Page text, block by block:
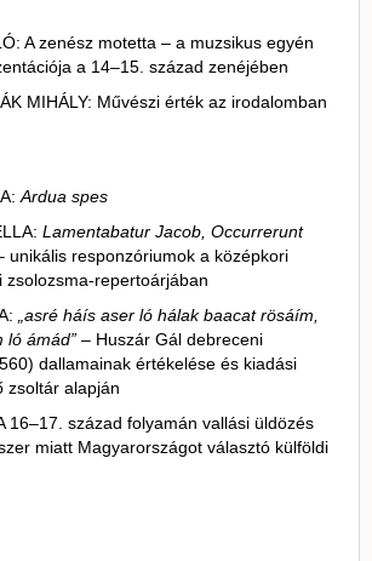
A zenész motetta – a muzsikus egyén
a 14–15. század zenéjében
MIHÁLY: Művészi érték az irodalomban
Ardua spes
Lamentabatur Jacob, Occurrerunt
unikális responzóriumok a középkori
zsolozsma-repertoárjában
„asré háís aser ló hálak baacat rösáím,
ló ámád” – Huszár Gál debreceni
dallamainak értékelése és kiadási
zsoltár alapján
16–17. század folyamán vallási üldözés
miatt Magyarországot választó külföldi